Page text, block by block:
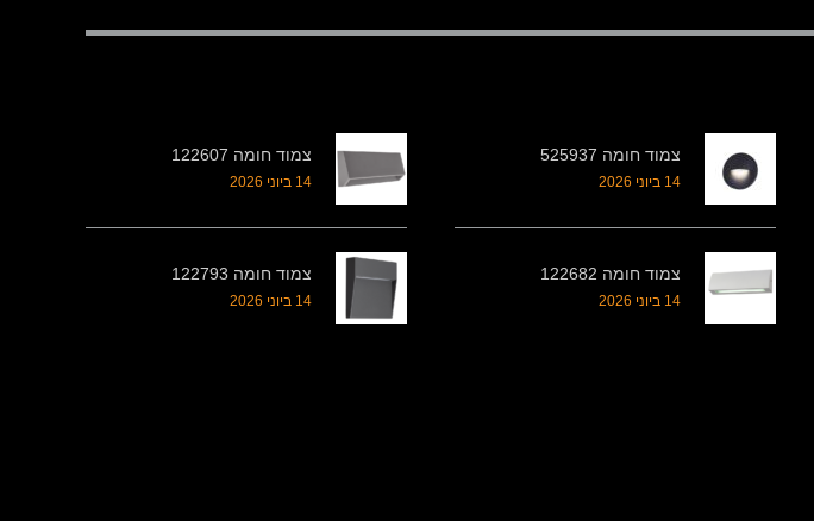
צמוד חומה 525937
14 ביוני 2026
צמוד חומה 122607
14 ביוני 2026
צמוד חומה 122682
14 ביוני 2026
צמוד חומה 122793
14 ביוני 2026